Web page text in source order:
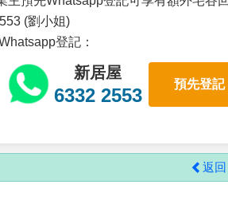
(劉小姐)
登記：
新居屋
6332 2553
預先登記
返回